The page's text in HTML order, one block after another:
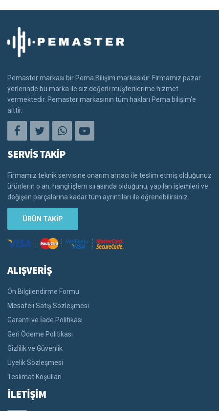
Pemaster markası bir Pema Bilişim markasıdır. Firmamız pazar
yerlerinde bu marka ile siz değerli müşterilerime hizmet
vermektedir. Pemaster markasının tüm hakları Pema bilişim'e
aittir.
SERVİS TAKİP
Firmamız teknik servisine onarım amacı ile teslim etmiş olduğunuz
ürünlerin o an, hangi işlem sırasında olduğunu, yapılan işlemleri ve
değişen parçalarına kadar tüm ayrıntıları ile öğrenebilirsiniz.
ÜRÜN TAKİP
ALIŞVERİŞ
Ön Bilgilendirme Formu
Mesafeli Satış Sözleşmesi
Garanti ve İade Politikası
Geri Ödeme Politikası
Gizlilik ve Güvenlik
Üyelik Sözleşmesi
Teslimat Koşulları
İLETİŞİM